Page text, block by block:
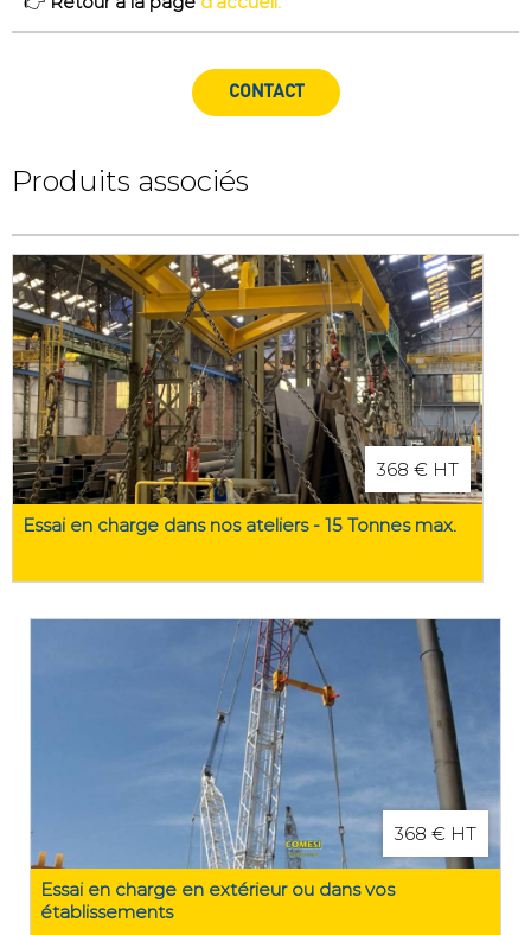
CONTACT
Produits associés
368 € HT
Essai en charge dans nos ateliers - 15 Tonnes max.
368 € HT
Essai en charge en extérieur ou dans vos
établissements